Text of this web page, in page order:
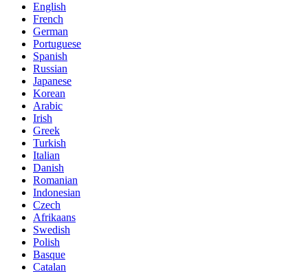
English
French
German
Portuguese
Spanish
Russian
Japanese
Korean
Arabic
Irish
Greek
Turkish
Italian
Danish
Romanian
Indonesian
Czech
Afrikaans
Swedish
Polish
Basque
Catalan